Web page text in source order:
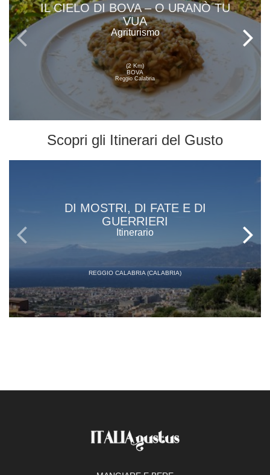
IL CIELO DI BOVA – O URANÒ TU
VUA
Agriturismo
(2 Km)
BOVA
Reggio Calabria
Scopri gli Itinerari del Gusto
DI MOSTRI, DI FATE E DI
GUERRIERI
Itinerario
REGGIO CALABRIA (CALABRIA)